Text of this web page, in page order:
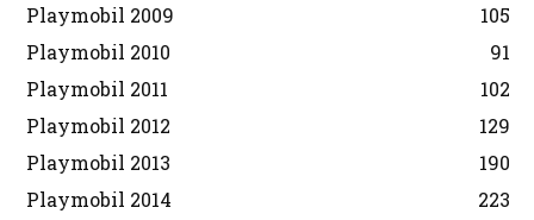
Playmobil 2009
105
Playmobil 2010
91
Playmobil 2011
102
Playmobil 2012
129
Playmobil 2013
190
Playmobil 2014
223